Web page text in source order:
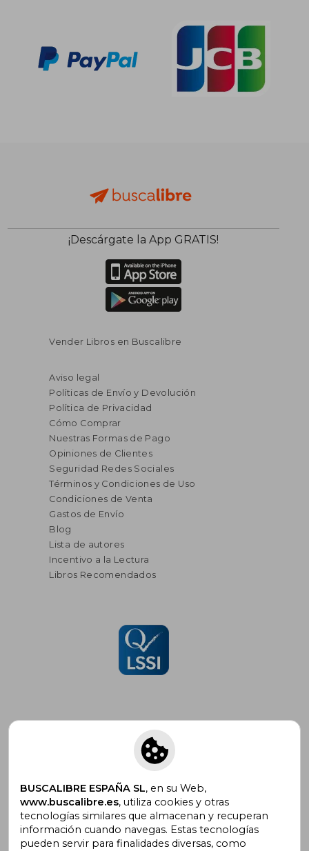
¡Descárgate la App GRATIS!
Vender Libros en Buscalibre
Aviso legal
Políticas de Envío y Devolución
Política de Privacidad
Cómo Comprar
Nuestras Formas de Pago
Opiniones de Clientes
Seguridad Redes Sociales
Términos y Condiciones de Uso
Condiciones de Venta
Gastos de Envío
Blog
Lista de autores
Incentivo a la Lectura
Libros Recomendados
Suscríbete para recibir ofertas y
promociones
BUSCALIBRE ESPAÑA SL, en su Web,
www.buscalibre.es, utiliza cookies y otras
tecnologías similares que almacenan y recuperan
información cuando navegas. Estas tecnologías
pueden servir para finalidades diversas, como